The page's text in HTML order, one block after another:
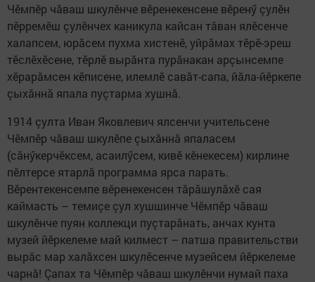
Чӗмпӗр чăваш шкулӗнче вӗренекенсене вӗренӳ çулӗн
пӗрремӗш çулӗнчех каникула кайсан тăван ялӗсенче
халапсем, юрăсем пухма хистенӗ, уйрăмах тӗрӗ-эреш
тӗслӗхӗсене, тӗрлӗ вырăнта пурăнакан арçынсемпе
хӗрарăмсен кӗписене, илемлӗ савăт-сапа, йăла-йӗркепе
çыхăннă япала пуçтарма хушнă.
1914 çулта Иван Яковлевич ялсенчи учительсене
Чӗмпӗр чăваш шкулӗпе çыхăннă япаласем
(сăнӳкерчӗксем, асаилӳсем, кивӗ кӗнекесем) кирлине
пӗлтерсе ятарлă программа ярса парать.
Вӗрентекенсемпе вӗренекенсен тăрăшулăхӗ сая
каймасть – темиçе çул хушшинче Чӗмпӗр чăваш
шкулӗнче пуян коллекци пуçтарăнать, анчах кунта
музей йӗркелеме май килмест – патша правительстви
вырăс мар халăхсен шкулӗсенче музейсем йӗркелеме
чарнă! Çапах та Чӗмпӗр чăваш шкулӗнчи нумай паха